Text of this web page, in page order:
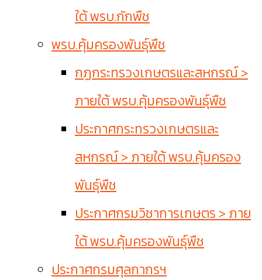
ใต้ พรบ.กักพืช
พรบ.คุ้มครองพันธุ์พืช
กฏกระทรวงเกษตรและสหกรณ์ >
ภายใต้ พรบ.คุ้มครองพันธุ์พืช
ประกาศกระทรวงเกษตรและ
สหกรณ์ > ภายใต้ พรบ.คุ้มครอง
พันธุ์พืช
ประกาศกรมวิชาการเกษตร > ภาย
ใต้ พรบ.คุ้มครองพันธุ์พืช
ประกาศกรมศุลกากรฯ